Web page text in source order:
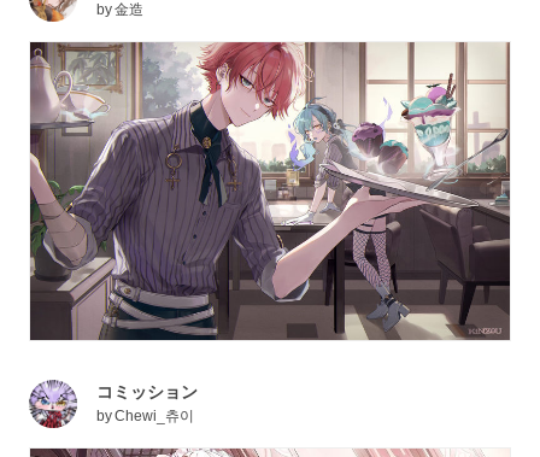
by金造
コミッション
byChewi_츄이